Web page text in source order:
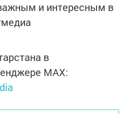
и интересным в
в
MАХ: